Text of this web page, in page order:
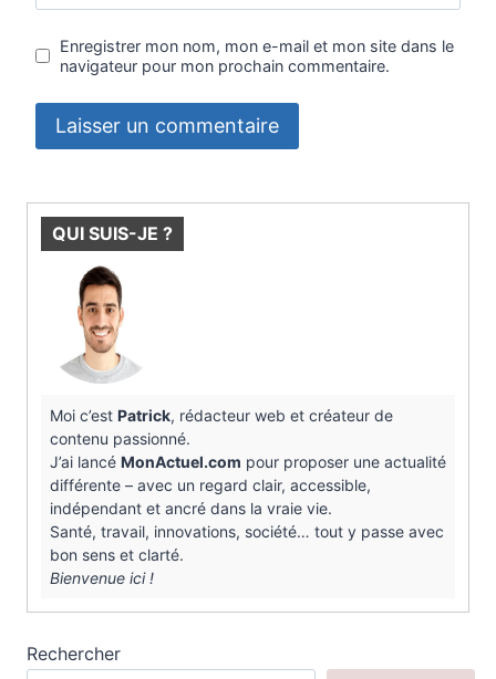
Enregistrer mon nom, mon e-mail et mon site dans le
navigateur pour mon prochain commentaire.
QUI SUIS-JE ?
Moi c’est Patrick, rédacteur web et créateur de
contenu passionné.
J’ai lancé MonActuel.com pour proposer une actualité
différente – avec un regard clair, accessible,
indépendant et ancré dans la vraie vie.
Santé, travail, innovations, société… tout y passe avec
bon sens et clarté.
Bienvenue ici !
Rechercher